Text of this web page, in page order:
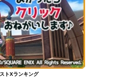
トXランキング